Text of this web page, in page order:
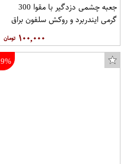
جعبه چشمی دزدگیر با مقوا 300
گرمی ایندربرد و روکش سلفون براق
۱۰۰,۰۰۰
9%